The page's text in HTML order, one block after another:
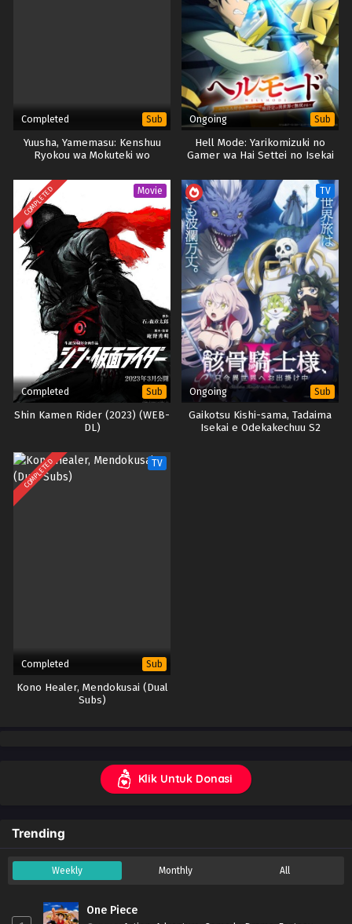
Completed Sub
Yuusha, Yamemasu: Kenshuu
Ryokou wa Mokuteki wo
Ongoing Sub
Hell Mode: Yarikomizuki no
Gamer wa Hai Settei no Isekai
COMPLETED Movie
Completed Sub
Shin Kamen Rider (2023) (WEB-
DL)
TV
Ongoing Sub
Gaikotsu Kishi-sama, Tadaima
Isekai e Odekakechuu S2
COMPLETED TV
Completed Sub
Kono Healer, Mendokusai (Dual
Subs)
Klik Untuk Donasi
Trending
Weekly Monthly All
One Piece